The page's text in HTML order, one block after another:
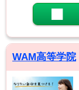
WAM高等学院